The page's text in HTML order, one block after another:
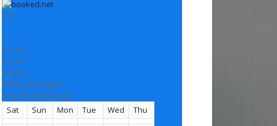
+31
°
C
H: +32°
L: +19°
Vranje
Friday, 07 August
See 7-Day Forecast
Sat
Sun Mon Tue Wed Thu